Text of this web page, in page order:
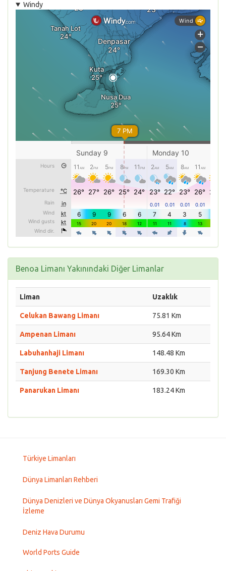
Windy
Benoa Limanı Yakınındaki Diğer Limanlar
Liman Uzaklık
Celukan Bawang Limanı 75.81 Km
Ampenan Limanı 95.64 Km
Labuhanhaji Limanı 148.48 Km
Tanjung Benete Limanı 169.30 Km
Panarukan Limanı 183.24 Km
Türkiye Limanları
Dünya Limanları Rehberi
Dünya Denizleri ve Dünya Okyanusları Gemi Trafiği
İzleme
Deniz Hava Durumu
World Ports Guide